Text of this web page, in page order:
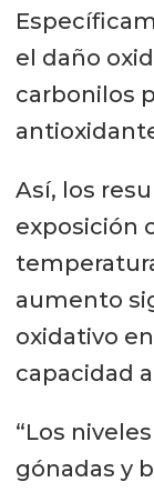
el daño
carbonilos
Así, los
exposición
aumento
oxidativo
capacidad
“Los
gónadas y